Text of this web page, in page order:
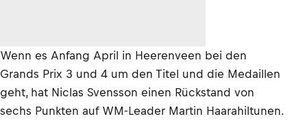
Wenn es Anfang April in Heerenveen bei den
Grands Prix 3 und 4 um den Titel und die Medaillen
geht, hat Niclas Svensson einen Rückstand von
sechs Punkten auf WM-Leader Martin Haarahiltunen.